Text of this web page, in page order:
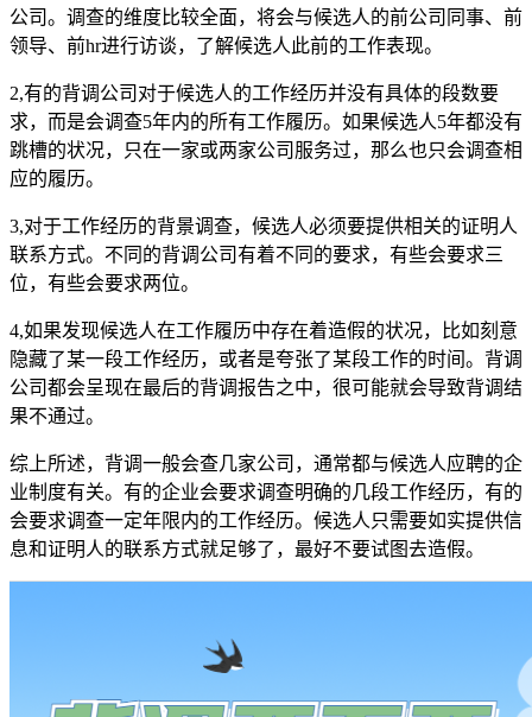
公司。调查的维度比较全面，将会与候选人的前公司同事、前
领导、前hr进行访谈，了解候选人此前的工作表现。
2,有的背调公司对于候选人的工作经历并没有具体的段数要
求，而是会调查5年内的所有工作履历。如果候选人5年都没有
跳槽的状况，只在一家或两家公司服务过，那么也只会调查相
应的履历。
3,对于工作经历的背景调查，候选人必须要提供相关的证明人
联系方式。不同的背调公司有着不同的要求，有些会要求三
位，有些会要求两位。
4,如果发现候选人在工作履历中存在着造假的状况，比如刻意
隐藏了某一段工作经历，或者是夸张了某段工作的时间。背调
公司都会呈现在最后的背调报告之中，很可能就会导致背调结
果不通过。
综上所述，背调一般会查几家公司，通常都与候选人应聘的企
业制度有关。有的企业会要求调查明确的几段工作经历，有的
会要求调查一定年限内的工作经历。候选人只需要如实提供信
息和证明人的联系方式就足够了，最好不要试图去造假。